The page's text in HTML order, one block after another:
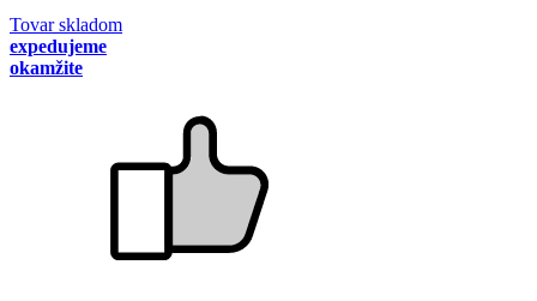
Tovar skladom
expedujeme
okamžite